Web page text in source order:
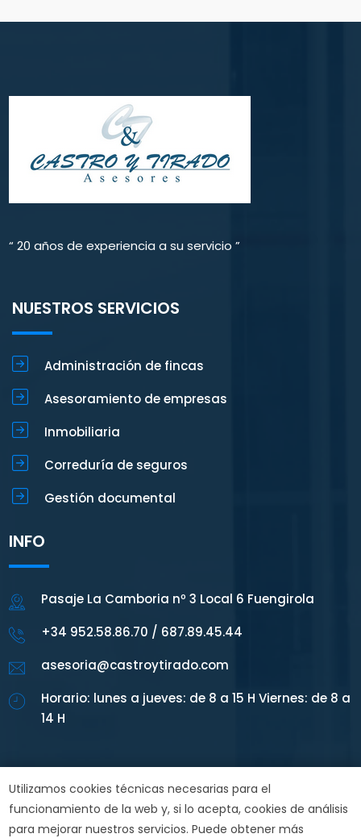
“ 20 años de experiencia a su servicio ”
NUESTROS SERVICIOS
Administración de fincas
Asesoramiento de empresas
Inmobiliaria
Correduría de seguros
Gestión documental
INFO
Pasaje La Camboria nº 3 Local 6 Fuengirola
+34 952.58.86.70 / 687.89.45.44
asesoria@castroytirado.com
Horario: lunes a jueves: de 8 a 15 H Viernes: de 8 a
14 H
Inicio Política de cookies Aviso Legal
Utilizamos cookies técnicas necesarias para el
funcionamiento de la web y, si lo acepta, cookies de análisis
para mejorar nuestros servicios. Puede obtener más